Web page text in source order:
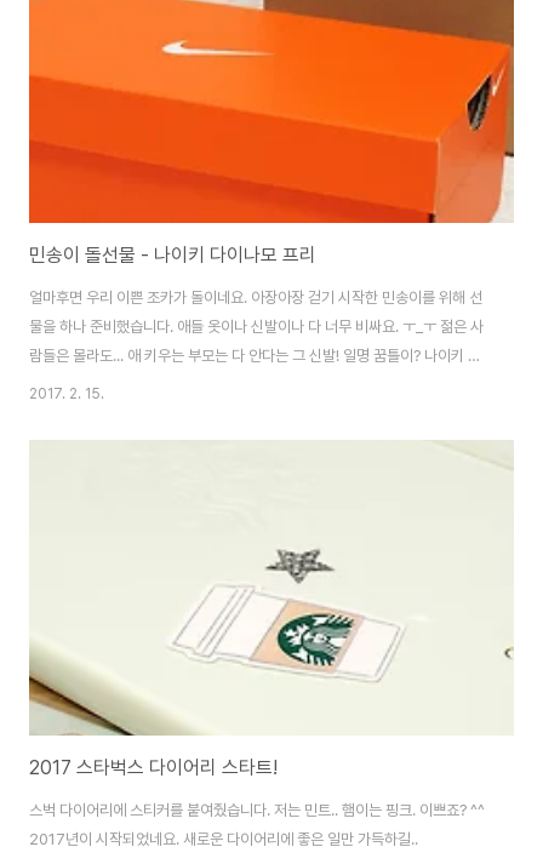
민송이 돌선물 - 나이키 다이나모 프리
얼마후면 우리 이쁜 조카가 돌이네요. 아장아장 걷기 시작한 민송이를 위해 선
물을 하나 준비했습니다. 애들 옷이나 신발이나 다 너무 비싸요. ㅜ_ㅜ 젊은 사
람들은 몰라도... 애 키우는 부모는 다 안다는 그 신발! 일명 꿈틀이? 나이키 다
이나모 프리입니다. 여러가지 봤는데 역시 이게 가장 무난하고 좋더라구요. 올
다. 우리 조카가 잘 신어주겠죠? ^^
2017. 2. 15.
2017 스타벅스 다이어리 스타트!
스벅 다이어리에 스티커를 붙여줬습니다. 저는 민트.. 햄이는 핑크. 이쁘죠? ^^
2017년이 시작되었네요. 새로운 다이어리에 좋은 일만 가득하길..